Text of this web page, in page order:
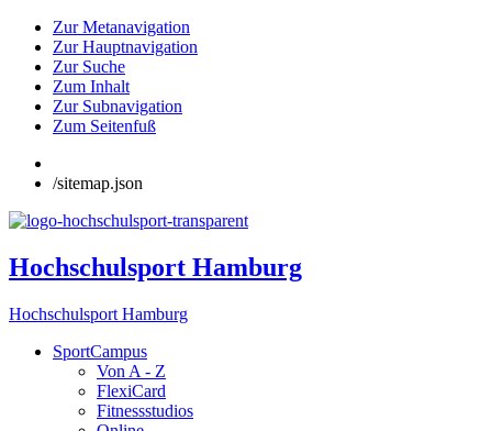
Zur Metanavigation
Zur Hauptnavigation
Zur Suche
Zum Inhalt
Zur Subnavigation
Zum Seitenfuß
/sitemap.json
Hochschulsport Hamburg
Hochschulsport Hamburg
SportCampus
Von A - Z
FlexiCard
Fitnessstudios